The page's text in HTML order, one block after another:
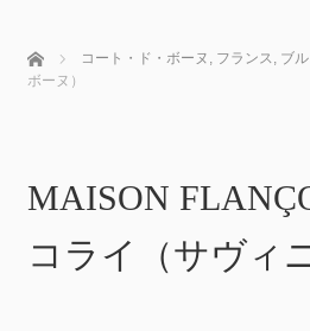
ホーム コート・ド・ボーヌ , フランス, ブ
ボーヌ）
MAISON
コライ（サヴィ